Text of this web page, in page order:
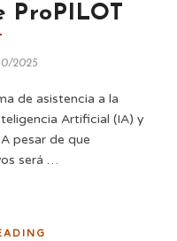
ProPILOT
2025
de asistencia a la
Artificial (IA) y
pesar de que
será …